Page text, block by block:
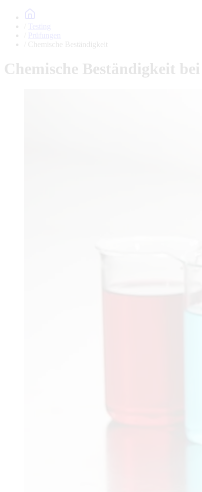
Testing
Prüfungen
Chemische Beständigkeit
Chemische Beständigkeit